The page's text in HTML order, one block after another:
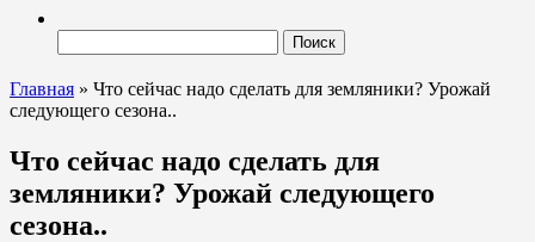
Главная » Что сейчас надо сделать для земляники? Урожай
следующего сезона..
Что сейчас надо сделать для
земляники? Урожай следующего
сезона..